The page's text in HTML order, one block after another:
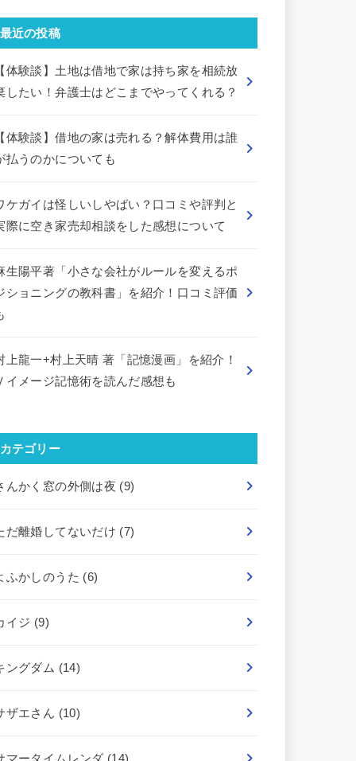
最近の投稿
体験談】土地は借地で家は持ち家を相続放
したい！弁護士はどこまでやってくれる？
体験談】借地の家は売れる？解体費用は誰
払うのかについても
ケガイは怪しいしやばい？口コミや評判と
際に空き家売却相談をした感想について
生陽平著「小さな会社がルールを変えるポ
ショニングの教科書」を紹介！口コミ評価
上龍一+村上天晴 著「記憶漫画」を紹介！
イメージ記憶術を読んだ感想も
カテゴリー
んかく窓の外側は夜 (9)
だ離婚してないだけ (7)
ふかしのうた (6)
イジ (9)
ングダム (14)
ザエさん (10)